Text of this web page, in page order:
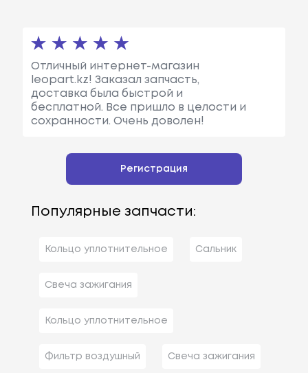
Отличный интернет-магазин
leopart.kz! Заказал запчасть,
доставка была быстрой и
бесплатной. Все пришло в целости и
сохранности. Очень доволен!
Регистрация
Популярные запчасти:
Кольцо уплотнительное Сальник
Свеча зажигания
Кольцо уплотнительное
Фильтр воздушный Свеча зажигания